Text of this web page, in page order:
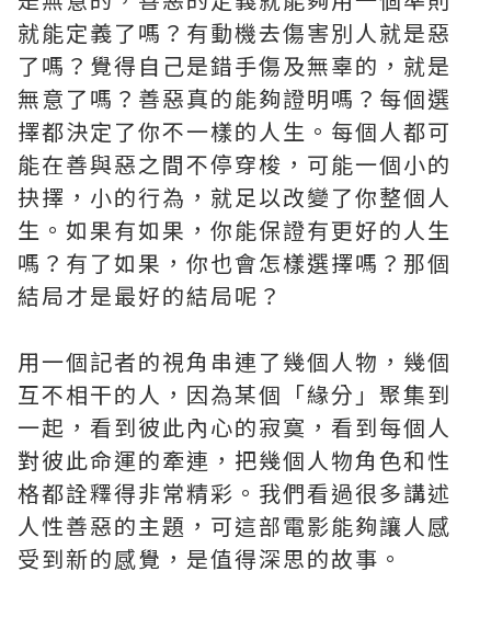
就能定義了嗎？有動機去傷害別人就是惡
了嗎？覺得自己是錯手傷及無辜的，就是
無意了嗎？善惡真的能夠證明嗎？每個選
擇都決定了你不一樣的人生。每個人都可
能在善與惡之間不停穿梭，可能一個小的
抉擇，小的行為，就足以改變了你整個人
生。如果有如果，你能保證有更好的人生
嗎？有了如果，你也會怎樣選擇嗎？那個
結局才是最好的結局呢？
用一個記者的視角串連了幾個人物，幾個
互不相干的人，因為某個「緣分」聚集到
一起，看到彼此內心的寂寞，看到每個人
對彼此命運的牽連，把幾個人物角色和性
格都詮釋得非常精彩。我們看過很多講述
人性善惡的主題，可這部電影能夠讓人感
受到新的感覺，是值得深思的故事。